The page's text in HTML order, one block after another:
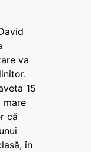
va
15
mare
că
în